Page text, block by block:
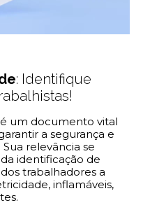
: Identifique
é um documento vital
a segurança e
relevância se
identificação de
trabalhadores a
inflamáveis,